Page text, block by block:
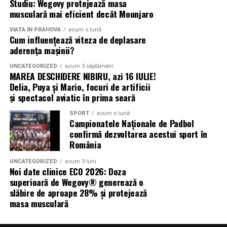
angajament psihologic. Dacă ți-ai luat o oră anume, în
calendarul tău, e mai puțin probabil să amâni. Iar
amânarea controalelor de sân este, statistic, una dintre
principalele cauze pentru care multe diagnostice se pun
mai târziu decât ar trebui.
Programarea într-o clinică din
Cluj-Napoca, ca exemplu
concret
Hai să luăm un caz concret, pentru că povestea în
general ajută mai puțin decât experiența reală. O femeie
din Cluj, să zicem, care a simțit o mică modificare la sân
și vrea să facă o ecografie. Dacă alege o
ecografie mamara Cluj-Napocaorientată pe
imagistica senologică, procesul de programare durează
abordare calmă, comunicarea clară și grija față de
pacientă sunt aspecte care contribuie enorm la
confortul și încrederea necesare în timpul unui consult
ginecologic.
Studiu: Wegovy protejează masa
musculară mai eficient decât Mounjaro
VIAȚA ÎN PRAHOVA acum o lună
Cum influențează viteza de deplasare
aderența mașinii?
UNCATEGORIZED acum 3 săptămâni
MAREA DESCHIDERE NIBIRU, azi 16 IULIE!
Delia, Puya și Mario, focuri de artificii
și spectacol aviatic în prima seară
SPORT acum o lună
Campionatele Naționale de Padbol
confirmă dezvoltarea acestui sport în
România
UNCATEGORIZED acum 3 luni
Noi date clinice ECO 2026: Doza
superioară de Wegovy® generează o
slăbire de aproape 28% și protejează
masa musculară